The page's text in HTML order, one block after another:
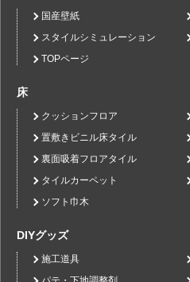
国産壁紙
スタイルシミュレーション
TOPページ
床
クッションフロア
置敷きビニル床タイル
裏面吸着フロアタイル
タイルカーペット
ソフト巾木
DIYグッズ
施工道具